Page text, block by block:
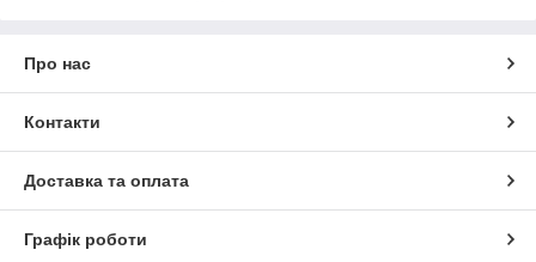
Про нас
Контакти
Доставка та оплата
Графік роботи